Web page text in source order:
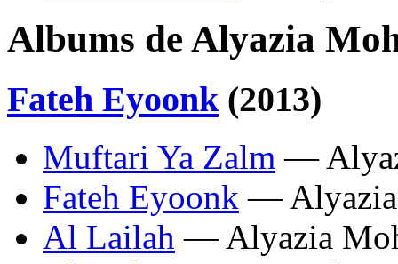
Albums de Alyazia
Fateh Eyoonk(2013)
Muftari Ya Zalm —
Fateh Eyoonk — Alyazia
Al Lailah — Alyazia